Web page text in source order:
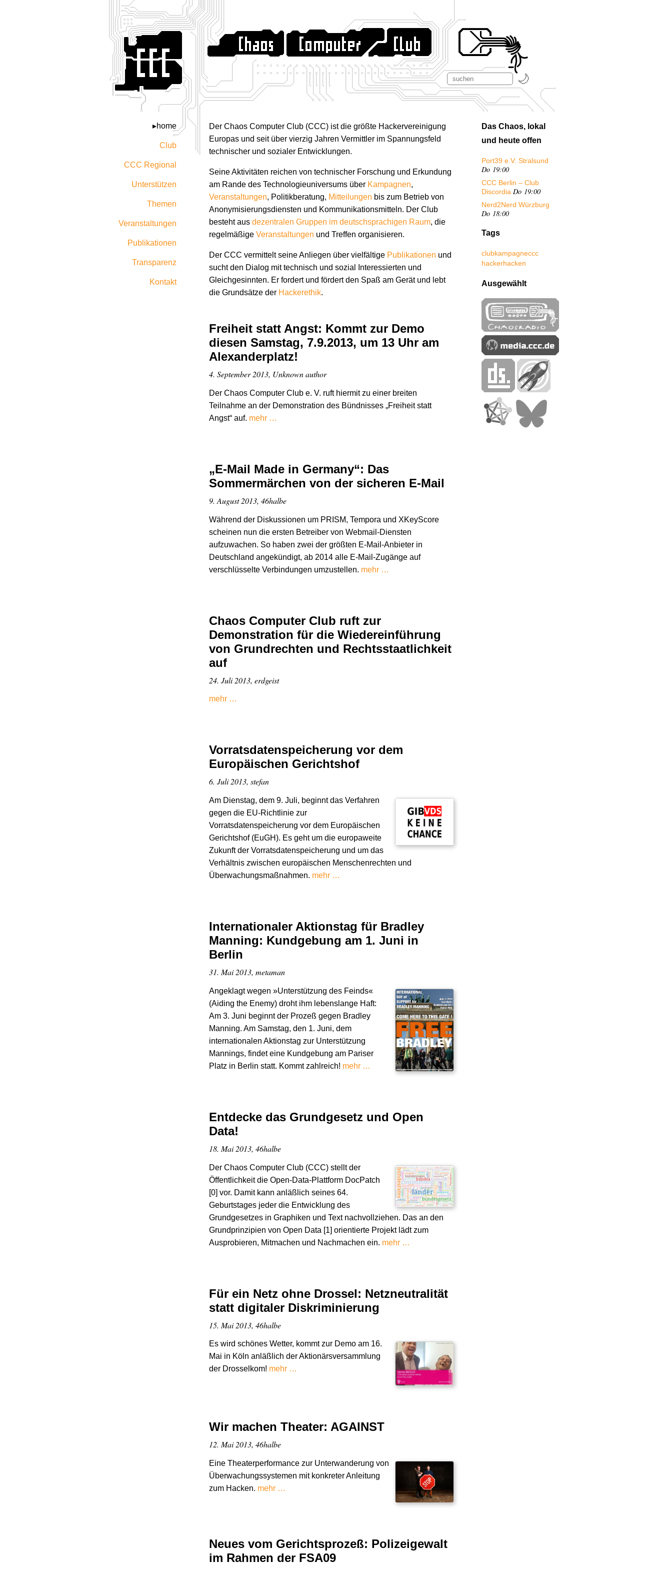
home
Club
CCC Regional
Unterstützen
Themen
Veranstaltungen
Publikationen
Transparenz
Kontakt
Der Chaos Computer Club (CCC) ist die größte Hackervereinigung
Europas und seit über vierzig Jahren Vermittler im Spannungsfeld
technischer und sozialer Entwicklungen.
Seine Aktivitäten reichen von technischer Forschung und Erkundung
am Rande des Technologie­universums über Kampagnen,
Veranstaltungen, Politikberatung, Mitteilungen bis zum Betrieb von
Anonymisierungs­diensten und Kommunikations­mitteln. Der Club
besteht aus dezentralen Gruppen im deutschsprachigen Raum, die
regelmäßige Veranstaltungen und Treffen organisieren.
Der CCC vermittelt seine Anliegen über vielfältige Publikationen und
sucht den Dialog mit technisch und sozial Interessierten und
Gleichgesinnten. Er fordert und fördert den Spaß am Gerät und lebt
die Grundsätze der Hacker­ethik.
Freiheit statt Angst: Kommt zur Demo
diesen Samstag, 7.9.2013, um 13 Uhr am
Alexanderplatz!
4. September 2013, Unknown author
Der Chaos Computer Club e. V. ruft hiermit zu einer breiten
Teilnahme an der Demonstration des Bündnisses „Freiheit statt
Angst“ auf. mehr …
„E-Mail Made in Germany“: Das
Sommermärchen von der sicheren E-Mail
9. August 2013, 46halbe
Während der Diskussionen um PRISM, Tempora und XKeyScore
scheinen nun die ersten Betreiber von Webmail-Diensten
aufzuwachen. So haben zwei der größten E-Mail-Anbieter in
Deutschland angekündigt, ab 2014 alle E-Mail-Zugänge auf
verschlüsselte Verbindungen umzustellen. mehr …
Chaos Computer Club ruft zur
Demonstration für die Wiedereinführung
von Grundrechten und Rechtsstaatlichkeit
auf
24. Juli 2013, erdgeist
mehr …
Vorratsdatenspeicherung vor dem
Europäischen Gerichtshof
6. Juli 2013, stefan
Am Dienstag, dem 9. Juli, beginnt das Verfahren
gegen die EU-Richtlinie zur
Vorratsdatenspeicherung vor dem Europäischen
Gerichtshof (EuGH). Es geht um die europaweite
Zukunft der Vorratsdatenspeicherung und um das
Verhältnis zwischen europäischen Menschenrechten und
Überwachungsmaßnahmen. mehr …
Internationaler Aktionstag für Bradley
Manning: Kundgebung am 1. Juni in
Berlin
31. Mai 2013, metaman
Angeklagt wegen »Unterstützung des Feinds«
(Aiding the Enemy) droht ihm lebenslange Haft:
Am 3. Juni beginnt der Prozeß gegen Bradley
Manning. Am Samstag, den 1. Juni, dem
internationalen Aktionstag zur Unterstützung
Mannings, findet eine Kundgebung am Pariser
Platz in Berlin statt. Kommt zahlreich! mehr …
Entdecke das Grundgesetz und Open
Data!
18. Mai 2013, 46halbe
Der Chaos Computer Club (CCC) stellt der
Öffentlichkeit die Open-Data-Plattform DocPatch
[0] vor. Damit kann anläßlich seines 64.
Geburtstages jeder die Entwicklung des
Grundgesetzes in Graphiken und Text nachvollziehen. Das an den
Grundprinzipien von Open Data [1] orientierte Projekt lädt zum
Ausprobieren, Mitmachen und Nachmachen ein. mehr …
Für ein Netz ohne Drossel: Netzneutralität
statt digitaler Diskriminierung
15. Mai 2013, 46halbe
Es wird schönes Wetter, kommt zur Demo am 16.
Mai in Köln anläßlich der Aktionärsversammlung
der Drosselkom! mehr …
Wir machen Theater: AGAINST
12. Mai 2013, 46halbe
Eine Theaterperformance zur Unterwanderung von
Überwachungssystemen mit konkreter Anleitung
zum Hacken. mehr …
Neues vom Gerichtsprozeß: Polizeigewalt
im Rahmen der FSA09
Das Chaos, lokal
und heute offen
Port39 e.V. Stralsund
Do 19:00
CCC Berlin – Club
Discordia Do 19:00
Nerd2Nerd Würzburg
Do 18:00
Tags
clubkampagneccc
hackerhacken
Ausgewählt